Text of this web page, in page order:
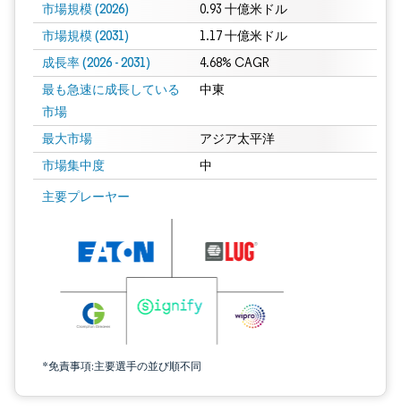
市場規模 (2026) 0.93 十億米ドル
市場規模 (2031) 1.17 十億米ドル
成長率 (2026 - 2031) 4.68% CAGR
最も急速に成長している
市場
中東
最大市場 アジア太平洋
市場集中度 中
主要プレーヤー
*免責事項:主要選手の並び順不同
画像 © Mordor Intelligence。再利用にはCC BY 4.0の表示が必要です。